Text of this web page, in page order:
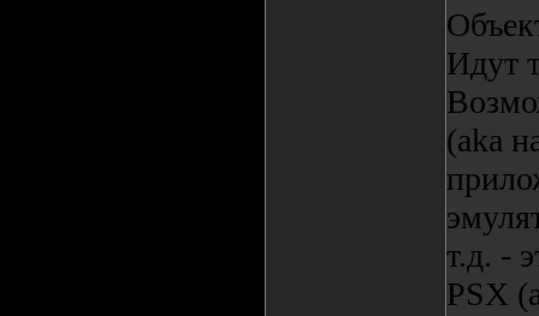
Идут
(aka
т.д. -
PSX